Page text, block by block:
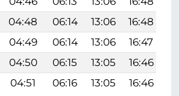
04:48 06:14 13:06 16:48
04:49 06:14 13:06 16:47
04:50 06:15 13:05 16:46
04:51 06:16 13:05 16:46